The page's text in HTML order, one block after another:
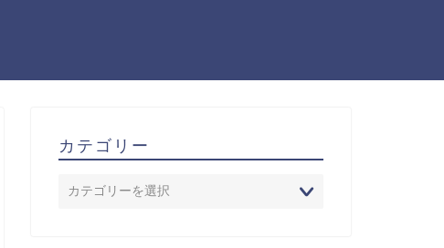
カテゴリー